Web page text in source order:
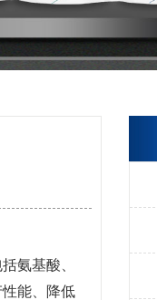
氨基酸、
能、降低